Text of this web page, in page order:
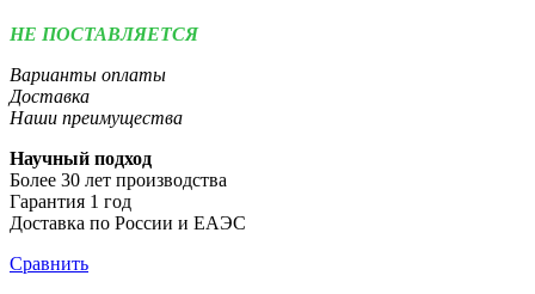
НЕ ПОСТАВЛЯЕТСЯ
Варианты оплаты
Доставка
Наши преимущества
Научный подход
Более 30 лет производства
Гарантия 1 год
Доставка по России и ЕАЭС
Сравнить